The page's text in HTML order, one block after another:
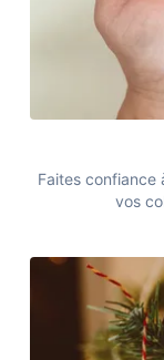
Faites confiance
vos